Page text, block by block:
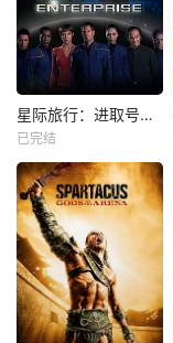
星际旅行：进取号第一季
已完结